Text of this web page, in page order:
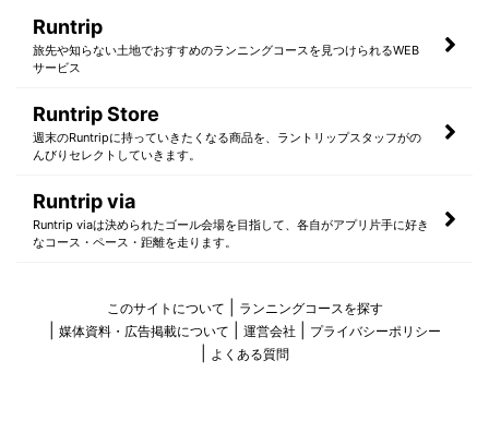
Runtrip
旅先や知らない土地でおすすめのランニングコースを見つけられるWEB
サービス
Runtrip Store
週末のRuntripに持っていきたくなる商品を、ラントリップスタッフがの
んびりセレクトしていきます。
Runtrip via
Runtrip viaは決められたゴール会場を目指して、各自がアプリ片手に好き
なコース・ペース・距離を走ります。
このサイトについて
ランニングコースを探す
媒体資料・広告掲載について
運営会社
プライバシーポリシー
よくある質問